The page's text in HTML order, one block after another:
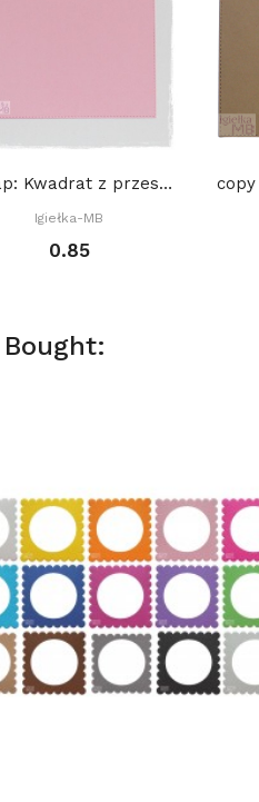
Scrap: Kwadrat z przeszyciami 12,2 x 12,2 cm
Igiełka-MB
0.85